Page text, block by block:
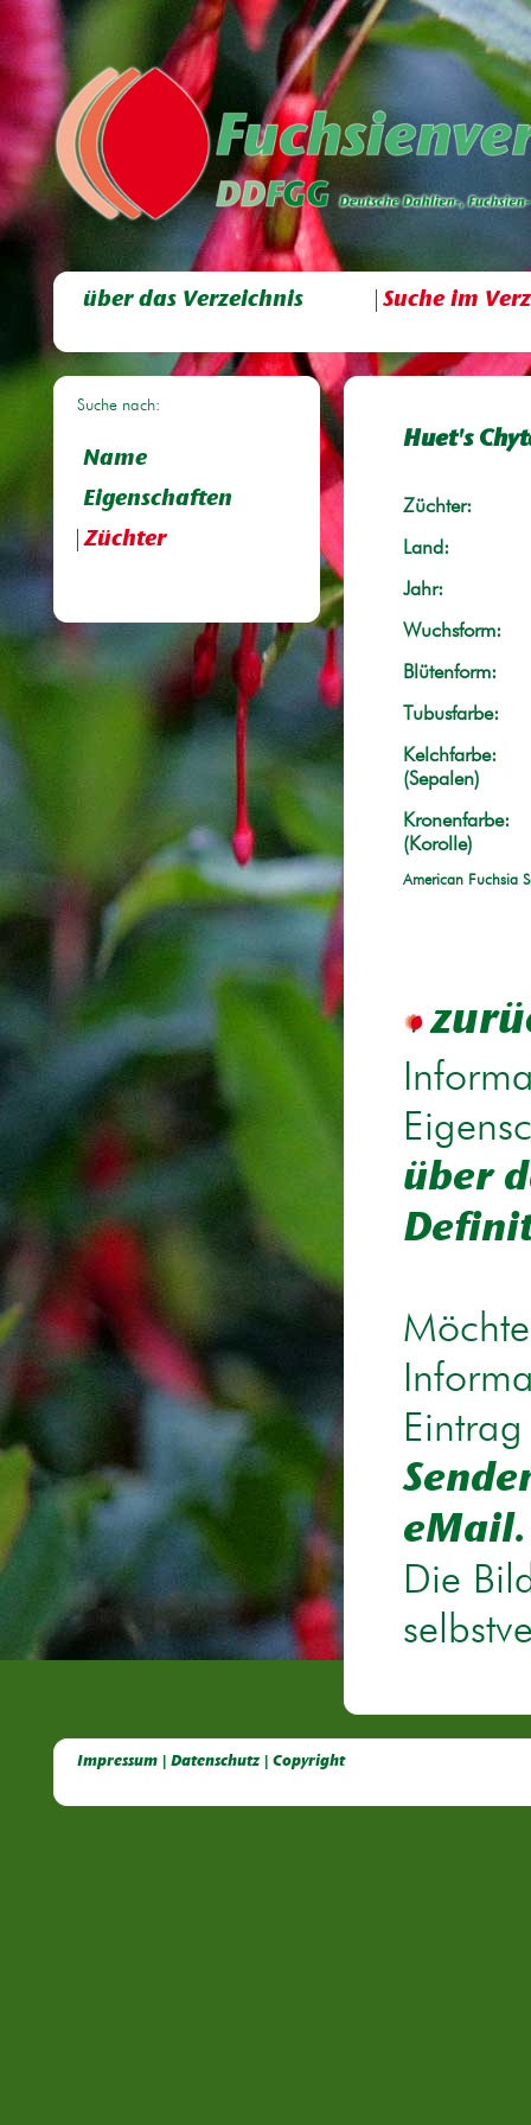
über das Verzeichnis Suche im
Suche nach:
Name
Eigenschaften
Züchter
Huet's
Züchter:
Land:
Jahr:
Wuchsform:
Blütenform:
Tubusfarbe:
Kelchfarbe:
(Sepalen)
Kronenfarbe:
(Korolle)
American Fuchsia
über
eMail.
Die
Impressum | Datenschutz | Copyright